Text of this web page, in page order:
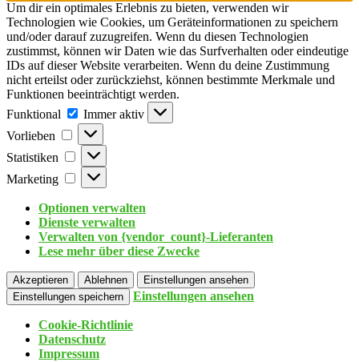
Um dir ein optimales Erlebnis zu bieten, verwenden wir
Technologien wie Cookies, um Geräteinformationen zu speichern
und/oder darauf zuzugreifen. Wenn du diesen Technologien
zustimmst, können wir Daten wie das Surfverhalten oder eindeutige
IDs auf dieser Website verarbeiten. Wenn du deine Zustimmung
nicht erteilst oder zurückziehst, können bestimmte Merkmale und
Funktionen beeinträchtigt werden.
Funktional
Immer aktiv
Vorlieben
Statistiken
Marketing
Optionen verwalten
Dienste verwalten
Verwalten von {vendor_count}-Lieferanten
Lese mehr über diese Zwecke
Akzeptieren Ablehnen
Einstellungen ansehen
Einstellungen speichern
Einstellungen ansehen
Cookie-Richtlinie
Datenschutz
Impressum